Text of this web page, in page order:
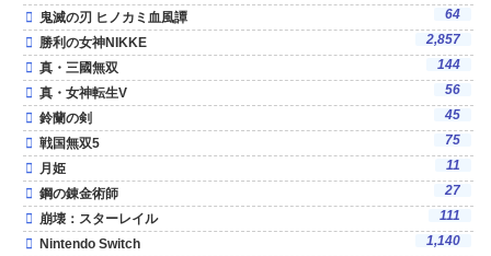
鬼滅の刃 ヒノカミ血風譚
64
勝利の女神NIKKE
2,857
真・三國無双
144
真・女神転生V
56
鈴蘭の剣
45
戦国無双5
75
月姫
11
鋼の錬金術師
27
崩壊：スターレイル
111
Nintendo Switch
1,140